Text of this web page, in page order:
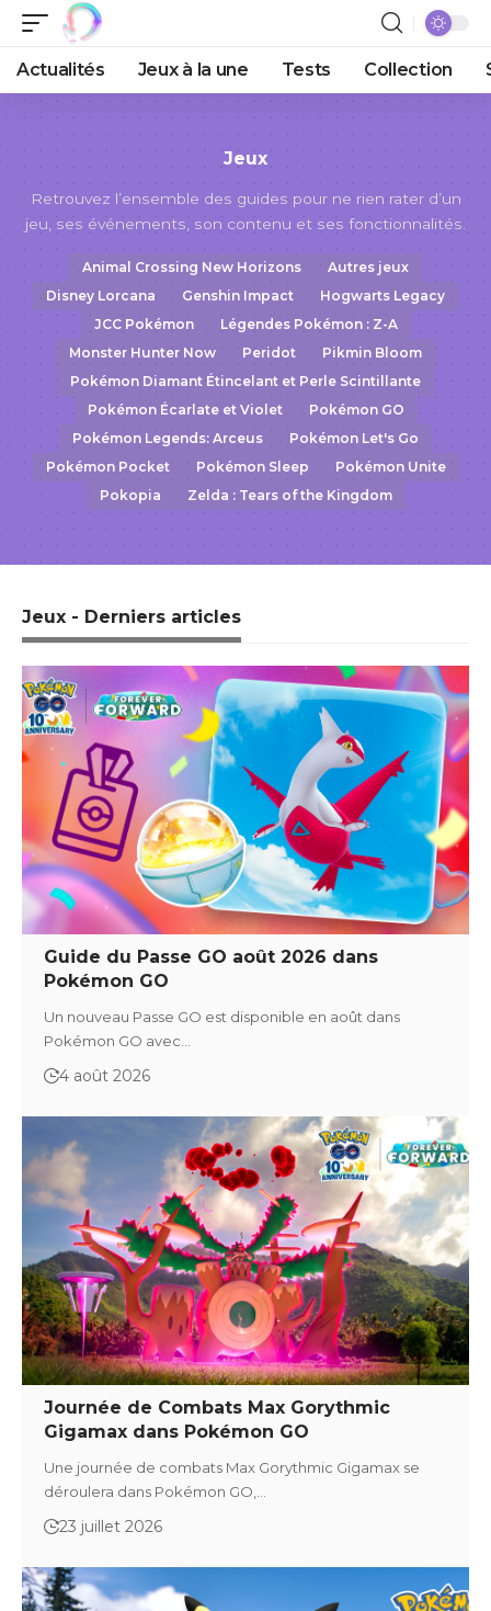
Actualités Jeux à la une Tests Collection
Jeux
Retrouvez l’ensemble des guides pour ne rien rater d’un
jeu, ses événements, son contenu et ses fonctionnalités.
Animal Crossing New Horizons
Autres jeux
Disney Lorcana
Genshin Impact
Hogwarts Legacy
JCC Pokémon
Légendes Pokémon : Z-A
Monster Hunter Now
Peridot
Pikmin Bloom
Pokémon Diamant Étincelant et Perle Scintillante
Pokémon Écarlate et Violet
Pokémon GO
Pokémon Legends: Arceus
Pokémon Let's Go
Pokémon Pocket
Pokémon Sleep
Pokémon Unite
Pokopia
Zelda : Tears of the Kingdom
Jeux - Derniers articles
Guide du Passe GO août 2026 dans
Pokémon GO
Un nouveau Passe GO est disponible en août dans
Pokémon GO avec…
4 août 2026
Journée de Combats Max Gorythmic
Gigamax dans Pokémon GO
Une journée de combats Max Gorythmic Gigamax se
déroulera dans Pokémon GO,…
23 juillet 2026